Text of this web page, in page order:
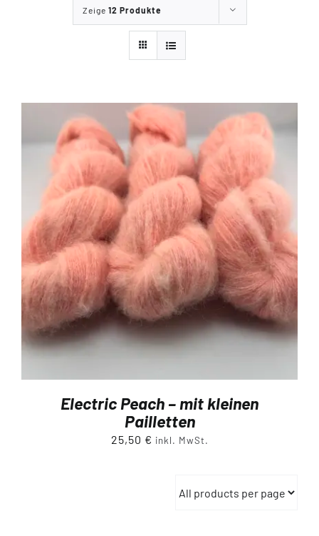
Wollfestivals
Kontakt
Zeige 12 Produkte
Electric Peach – mit kleinen
Pailletten
25,50 € inkl. MwSt.